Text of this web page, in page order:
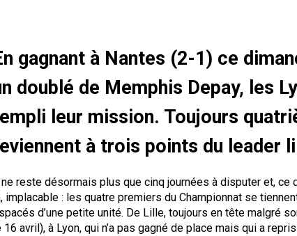
gagnant à Nantes (2-1) ce
doublé de Memphis Depay, les
leur mission. Toujours
à trois points du leader
reste désormais plus que cinq journées à disputer et, ce
implacable : les quatre premiers du Championnat se
d’une petite unité. De Lille, toujours en tête malgré
16 avril), à Lyon, qui n’a pas gagné de place mais qui a